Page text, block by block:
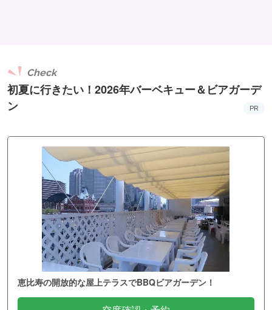
初夏に行きたい！2026年バーベキュー＆ビアガーデ
ン
Check
PR
恵比寿の開放的な屋上テラスでBBQビアガーデン！